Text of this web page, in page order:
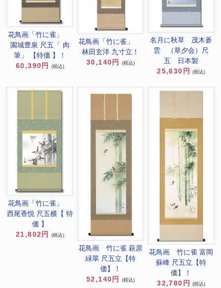
花鳥画「竹に雀」
園城豊泉 尺五「 肉
筆」 【特価 】！
60,390円
(税込)
花鳥画「竹に雀」
林田玄洋 九寸立！
30,140円
(税込)
名月に秋草 茂木蒼
雲 （草夕会）尺
五 日本製
25,630円
(税込)
花鳥画「竹に雀」
西尾香悦 尺五横【 特
価 】
21,802円
(税込)
花鳥画 竹に雀 萩原
緑翠 尺五立【特
価】！
52,140円
(税込)
花鳥画 竹に雀 富岡
蘇峰 尺五立【特
価】！
32,780円
(税込)